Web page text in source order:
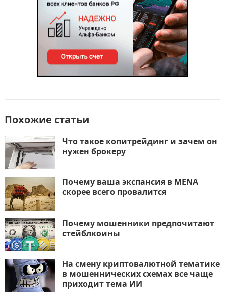
Похожие статьи
Что такое копитрейдинг и зачем он
нужен брокеру
Почему ваша экспансия в MENA
скорее всего провалится
Почему мошенники предпочитают
стейблкоины
На смену криптовалютной тематике
в мошеннических схемах все чаще
приходит тема ИИ